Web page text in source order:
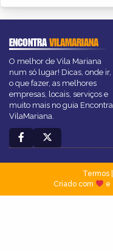
ENCONTRAVILAMARIANA
O melhor de Vila Mariana
num só lugar! Dicas, onde ir,
o que fazer, as melhores
empresas, locais, serviços e
muito mais no guia Encontra
VilaMariana.
Termos|
Criado com
e